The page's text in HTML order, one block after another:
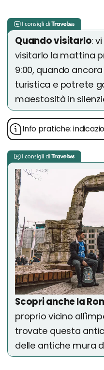
Quando visitarlo:
visitarlo la mattina
9:00, quando
turistica e potrete
maestosità in
Info pratiche:
Scopri anche la
proprio vicino
trovate questa
delle antiche mura